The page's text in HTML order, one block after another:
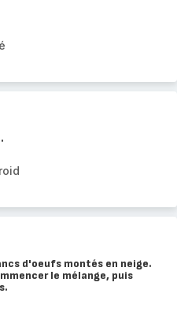
d'oeufs montés en neige.
le mélange, puis